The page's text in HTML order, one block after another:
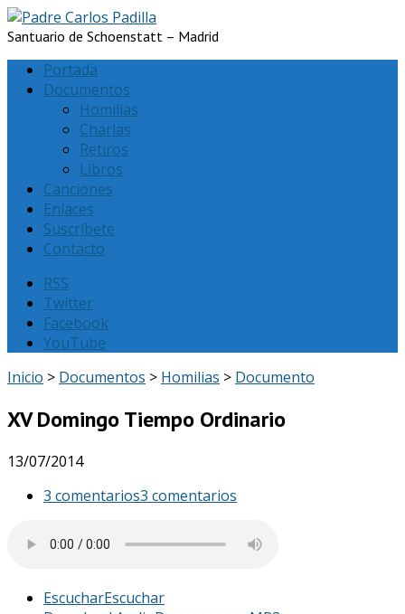
Santuario de Schoenstatt – Madrid
Portada
Documentos
Homilias
Charlas
Retiros
Libros
Canciones
Enlaces
Suscríbete
Contacto
RSS
Twitter
Facebook
YouTube
Inicio > Documentos > Homilias > Documento
XV Domingo Tiempo Ordinario
13/07/2014
3 comentarios3 comentarios
EscucharEscuchar